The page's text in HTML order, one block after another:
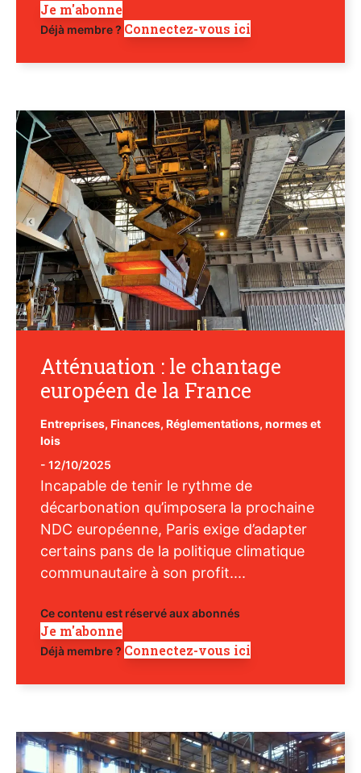
Je m'abonne
Déjà membre ? Connectez-vous ici
Atténuation : le chantage
européen de la France
Entreprises, Finances, Réglementations, normes et
lois
- 12/10/2025
Incapable de tenir le rythme de
décarbonation qu’imposera la prochaine
NDC européenne, Paris exige d’adapter
certains pans de la politique climatique
communautaire à son profit....
Ce contenu est réservé aux abonnés
Je m'abonne
Déjà membre ? Connectez-vous ici